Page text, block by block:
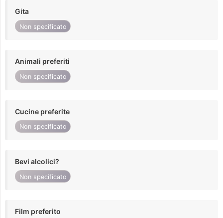
Gita
Non specificato
Animali preferiti
Non specificato
Cucine preferite
Non specificato
Bevi alcolici?
Non specificato
Film preferito